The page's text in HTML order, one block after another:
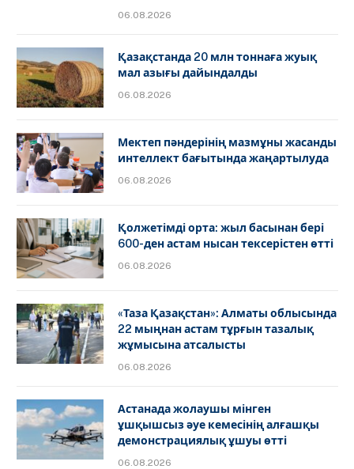
06.08.2026
Қазақстанда 20 млн тоннаға жуық
мал азығы дайындалды
06.08.2026
Мектеп пәндерінің мазмұны жасанды
интеллект бағытында жаңартылуда
06.08.2026
Қолжетімді орта: жыл басынан бері
600-ден астам нысан тексерістен өтті
06.08.2026
«Таза Қазақстан»: Алматы облысында
22 мыңнан астам тұрғын тазалық
жұмысына атсалысты
06.08.2026
Астанада жолаушы мінген
ұшқышсыз әуе кемесінің алғашқы
демонстрациялық ұшуы өтті
06.08.2026